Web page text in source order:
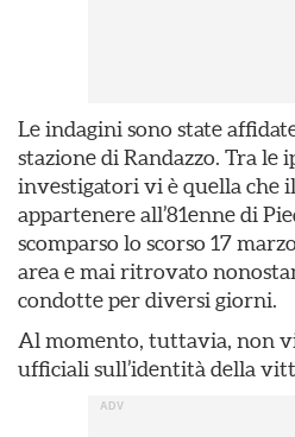
Le indagini sono state
stazione di Randazzo. Tra le
investigatori vi è quella che
appartenere all’81enne di
scomparso lo scorso 17
area e mai ritrovato
condotte per diversi giorni.
Al momento, tuttavia, non
ufficiali sull’identità della